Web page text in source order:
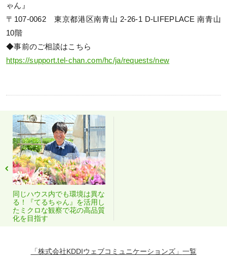
ゃん』
〒107-0062 東京都港区南青山 2-26-1 D-LIFEPLACE 南青山
10階
◆事前のご相談はこちら
https://support.tel-chan.com/hc/ja/requests/new
同じハウス内でも環境は異な
る！『てるちゃん』を活用し
たミクロな観察で花の高品質
化を目指す
「株式会社KDDIウェブコミュニケーションズ」